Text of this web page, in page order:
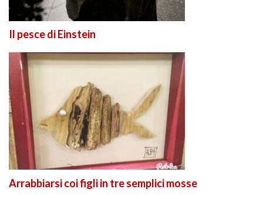
Il pesce di Einstein
Arrabbiarsi coi figli in tre semplici mosse